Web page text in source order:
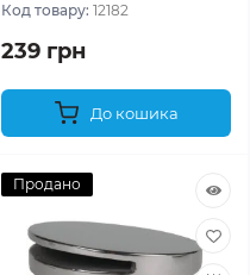
Код товару: 12182
239 грн
До кошика
Продано